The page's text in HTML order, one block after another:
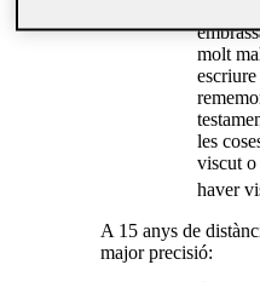
molt
les
viscut o
haver
A 15 anys de
major precisió: